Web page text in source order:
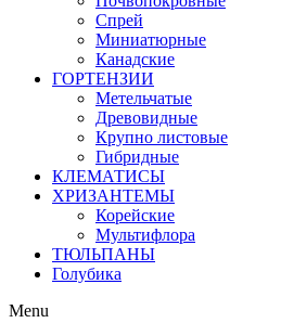
Спрей
Миниатюрные
Канадские
ГОРТЕНЗИИ
Метельчатые
Древовидные
Крупно листовые
Гибридные
КЛЕМАТИСЫ
ХРИЗАНТЕМЫ
Корейские
Мультифлора
ТЮЛЬПАНЫ
Голубика
Menu